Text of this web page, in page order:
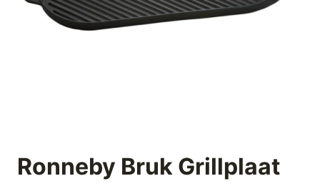
Ronneby Bruk Grillplaat